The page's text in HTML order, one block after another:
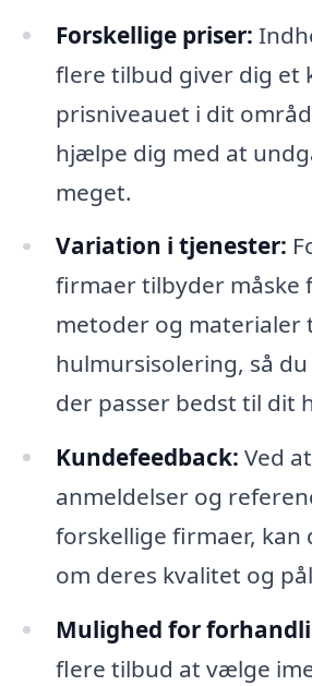
Forskellige priser:
flere tilbud giver dig et
prisniveauet i dit
hjælpe dig med at
meget.
Variation i tjenester:
firmaer tilbyder måske
metoder og materialer
hulmursisolering, så
der passer bedst til dit
Kundefeedback: Ved
anmeldelser og
forskellige firmaer, kan
om deres kvalitet og
Mulighed for
flere tilbud at vælge